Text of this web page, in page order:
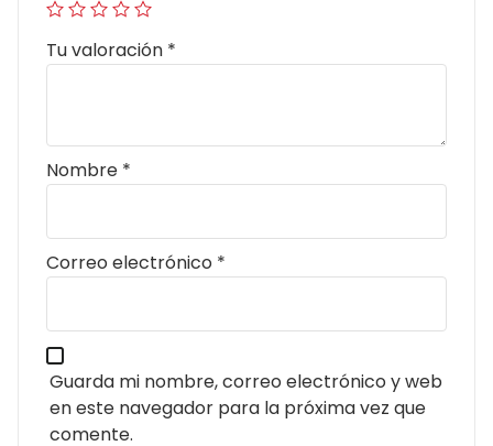
Tu valoración *
Nombre *
Correo electrónico *
Guarda mi nombre, correo electrónico y web
en este navegador para la próxima vez que
comente.